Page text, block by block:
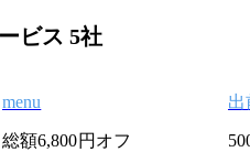
ビス 5社
menu 出
総額6,800円オフ